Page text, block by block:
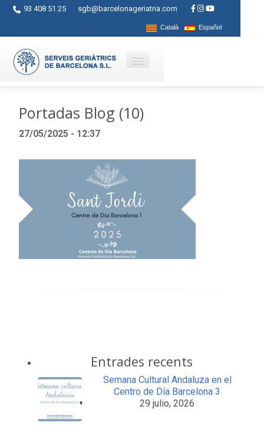
93 408 51 25 sgb@barcelonageriatria.com
Català Español
Servicios
Ayudas
Contacto
Portadas Blog (10)
27/05/2025 - 12:37
Entrades recents
Semana Cultural Andaluza en el
Centro de Día Barcelona 3
29 julio, 2026